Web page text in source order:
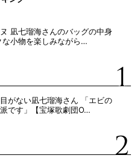
凪七瑠海さんのバッグの中身
な小物を楽しみながら…
がない凪七瑠海さん 「エビの
です」【宝塚歌劇団O…